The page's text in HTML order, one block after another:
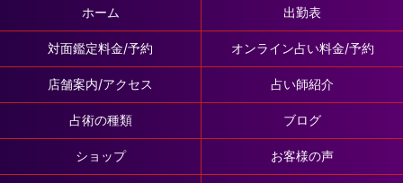
ホーム 出勤表
対面鑑定料金/予約 オンライン占い料金/予約
店舗案内/アクセス 占い師紹介
占術の種類 ブログ
ショップ お客様の声